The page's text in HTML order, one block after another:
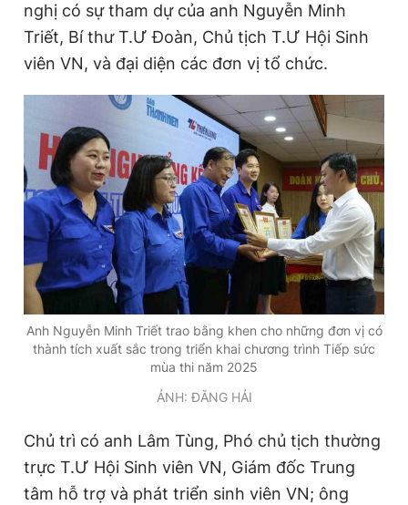
Đọc Thanh Niên trên điện thoại
Theo dõi báo trên
Hotline
0906 645 777
Liên hệ quảng cáo
0908 780 404
Đặt báo Quảng cáo RSS Tòa soạn Chính sách bảo
Tổng biên tập: Nguyễn Ngọc Toàn
Phó tổng biên tập thường trực: Hải Thành
Phó tổng biên tập: Lâm Hiếu Dũng
Tổng thư ký tòa soạn: Đức Trung
© 2003-2026 Bản quyền thuộc về Báo Thanh Niên. Cấm sao
chép dưới mọi hình thức nếu không có sự chấp thuận bằng văn
bản. Phát triển bởi ePi Technologies, JSC.
nghị có sự tham dự của anh Nguyễn Minh
Triết, Bí thư T.Ư Đoàn, Chủ tịch T.Ư Hội Sinh
viên VN, và đại diện các đơn vị tổ chức.
Anh Nguyễn Minh Triết trao bằng khen cho những đơn vị có
thành tích xuất sắc trong triển khai chương trình Tiếp sức
mùa thi năm 2025
ẢNH: ĐĂNG HẢI
Chủ trì có anh Lâm Tùng, Phó chủ tịch thường
trực T.Ư Hội Sinh viên VN, Giám đốc Trung
tâm hỗ trợ và phát triển sinh viên VN; ông